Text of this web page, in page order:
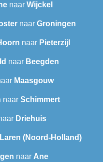
naar Wijckel
naar Groningen
naar Pieterzijl
naar Beegden
Maasgouw
naar Schimmert
Driehuis
Laren (Noord-Holland)
naar Ane